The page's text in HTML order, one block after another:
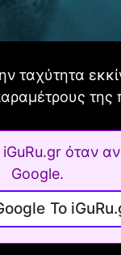
ταχύτητα
όταν
Google.
Το